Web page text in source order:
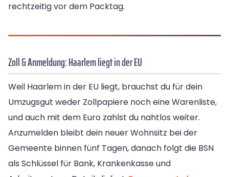
rechtzeitig vor dem Packtag.
Zoll & Anmeldung: Haarlem liegt in der EU
Weil Haarlem in der EU liegt, brauchst du für dein
Umzugsgut weder Zollpapiere noch eine Warenliste,
und auch mit dem Euro zahlst du nahtlos weiter.
Anzumelden bleibt dein neuer Wohnsitz bei der
Gemeente binnen fünf Tagen, danach folgt die BSN
als Schlüssel für Bank, Krankenkasse und